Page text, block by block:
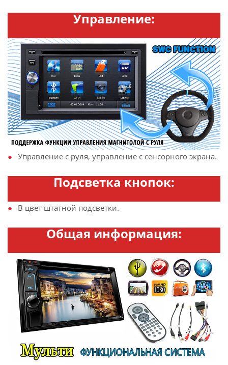
Управление:
Управление с руля, управление с сенсорного экрана.
Подсветка кнопок:
В цвет штатной подсветки.
Общая информация: